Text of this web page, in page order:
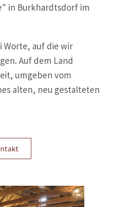
in Burkhardtsdorf im
Worte, auf die wir
Auf dem Land
umgeben vom
alten, neu gestalteten